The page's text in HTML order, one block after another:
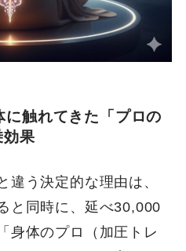
触れてきた「プロの
効果
違う決定的な理由は、
と同時に、延べ30,000
身体のプロ（加圧トレ